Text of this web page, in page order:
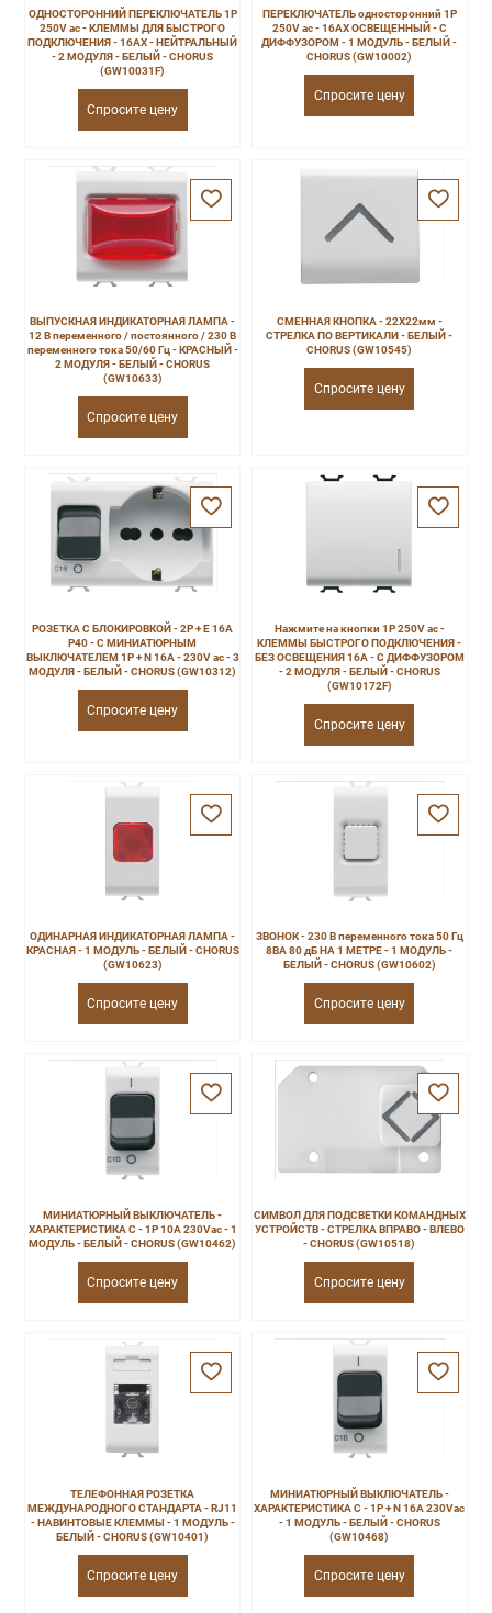
ОДНОСТОРОННИЙ ПЕРЕКЛЮЧАТЕЛЬ 1P
250V ac - КЛЕММЫ ДЛЯ БЫСТРОГО
ПОДКЛЮЧЕНИЯ - 16AX - НЕЙТРАЛЬНЫЙ
- 2 МОДУЛЯ - БЕЛЫЙ - CHORUS
(GW10031F)
Спросите цену
ПЕРЕКЛЮЧАТЕЛЬ односторонний 1P
250V ac - 16AX ОСВЕЩЕННЫЙ - С
ДИФФУЗОРОМ - 1 МОДУЛЬ - БЕЛЫЙ -
CHORUS (GW10002)
Спросите цену
ВЫПУСКНАЯ ИНДИКАТОРНАЯ ЛАМПА -
12 В переменного / постоянного / 230 В
переменного тока 50/60 Гц - КРАСНЫЙ -
2 МОДУЛЯ - БЕЛЫЙ - CHORUS
(GW10633)
Спросите цену
СМЕННАЯ КНОПКА - 22X22мм -
СТРЕЛКА ПО ВЕРТИКАЛИ - БЕЛЫЙ -
CHORUS (GW10545)
Спросите цену
РОЗЕТКА С БЛОКИРОВКОЙ - 2P + E 16A
P40 - С МИНИАТЮРНЫМ
ВЫКЛЮЧАТЕЛЕМ 1P + N 16A - 230V ac - 3
МОДУЛЯ - БЕЛЫЙ - CHORUS (GW10312)
Спросите цену
Нажмите на кнопки 1P 250V ac -
КЛЕММЫ БЫСТРОГО ПОДКЛЮЧЕНИЯ -
БЕЗ ОСВЕЩЕНИЯ 16A - С ДИФФУЗОРОМ
- 2 МОДУЛЯ - БЕЛЫЙ - CHORUS
(GW10172F)
Спросите цену
ОДИНАРНАЯ ИНДИКАТОРНАЯ ЛАМПА -
КРАСНАЯ - 1 МОДУЛЬ - БЕЛЫЙ - CHORUS
(GW10623)
Спросите цену
ЗВОНОК - 230 В переменного тока 50 Гц
8ВА 80 дБ НА 1 МЕТРЕ - 1 МОДУЛЬ -
БЕЛЫЙ - CHORUS (GW10602)
Спросите цену
МИНИАТЮРНЫЙ ВЫКЛЮЧАТЕЛЬ -
ХАРАКТЕРИСТИКА C - 1P 10A 230Vac - 1
МОДУЛЬ - БЕЛЫЙ - CHORUS (GW10462)
Спросите цену
СИМВОЛ ДЛЯ ПОДСВЕТКИ КОМАНДНЫХ
УСТРОЙСТВ - СТРЕЛКА ВПРАВО - ВЛЕВО
- CHORUS (GW10518)
Спросите цену
ТЕЛЕФОННАЯ РОЗЕТКА
МЕЖДУНАРОДНОГО СТАНДАРТА - RJ11
- НАВИНТОВЫЕ КЛЕММЫ - 1 МОДУЛЬ -
БЕЛЫЙ - CHORUS (GW10401)
Спросите цену
МИНИАТЮРНЫЙ ВЫКЛЮЧАТЕЛЬ -
ХАРАКТЕРИСТИКА C - 1P + N 16A 230Vac
- 1 МОДУЛЬ - БЕЛЫЙ - CHORUS
(GW10468)
Спросите цену